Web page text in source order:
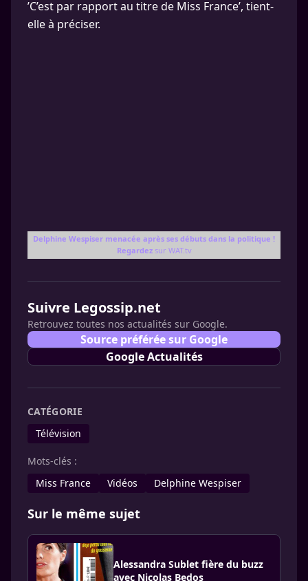
’C’est par rapport au titre de Miss France’, tient-
elle à préciser.
Delphine Wespiser menacée après ses débuts dans la politique !
Regardezsur WAT.tv
Suivre Legossip.net
Retrouvez toutes nos actualités sur Google.
Source préférée sur Google
Google Actualités
CATÉGORIE
Télévision
Mots-clés :
Miss France
Vidéos Delphine Wespiser
Sur le même sujet
Alessandra Sublet fière du buzz
avec Nicolas Bedos